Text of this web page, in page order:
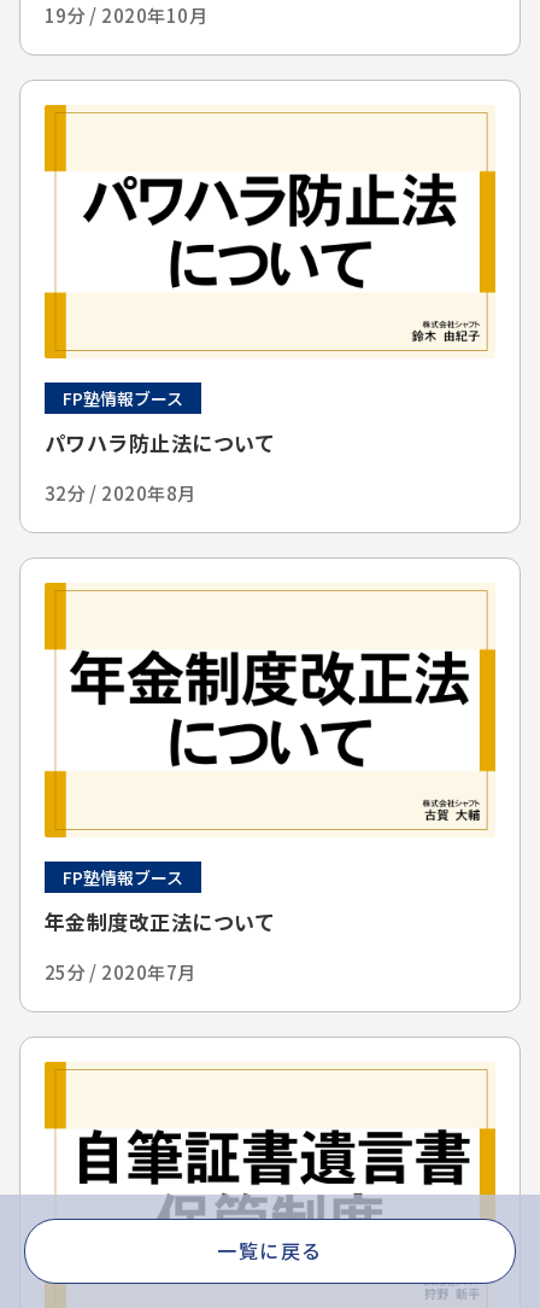
19分 / 2020年10月
FP塾情報ブース
パワハラ防止法について
32分 / 2020年8月
FP塾情報ブース
年金制度改正法について
25分 / 2020年7月
一覧に戻る